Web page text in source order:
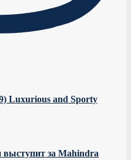
Luxurious and Sporty
за Mahindra